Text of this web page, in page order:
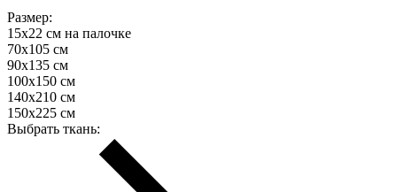
Размер:
15х22 см на палочке
70х105 см
90х135 см
100х150 см
140х210 см
150х225 см
Выбрать ткань: